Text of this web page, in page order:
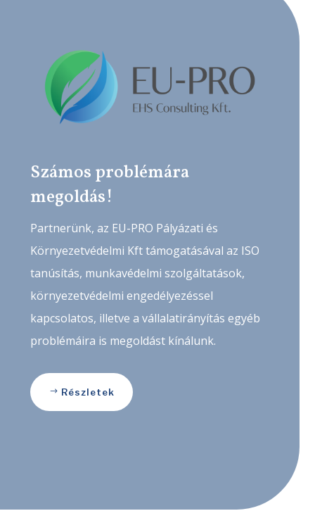
Számos problémára
megoldás!
Partnerünk, az EU-PRO Pályázati és
Környezetvédelmi Kft támogatásával az ISO
tanúsítás, munkavédelmi szolgáltatások,
környezetvédelmi engedélyezéssel
kapcsolatos, illetve a vállalatirányítás egyéb
problémáira is megoldást kínálunk.
Részletek